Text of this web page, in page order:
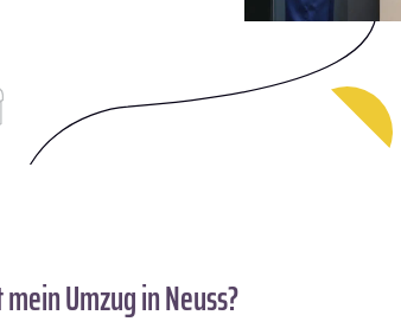
Umzug in Neuss?